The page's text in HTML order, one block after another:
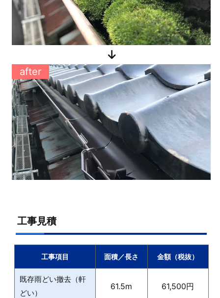
after
工事見積
工事項目 面積／長さ 金額（税抜）
既存雨どい撤去（軒
どい）
61.5m 61,500円